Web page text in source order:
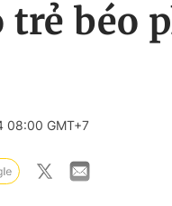
béo
08:00 GMT+7